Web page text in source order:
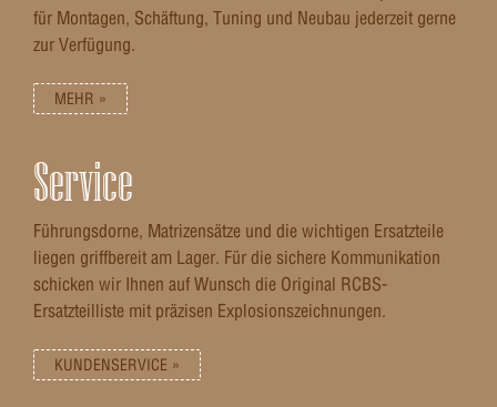
für Montagen, Schäftung, Tuning und Neubau jederzeit gerne
zur Verfügung.
MEHR »
Service
Führungsdorne, Matrizensätze und die wichtigen Ersatzteile
liegen griffbereit am Lager. Für die sichere Kommunikation
schicken wir Ihnen auf Wunsch die Original RCBS-
Ersatzteilliste mit präzisen Explosionszeichnungen.
KUNDENSERVICE »